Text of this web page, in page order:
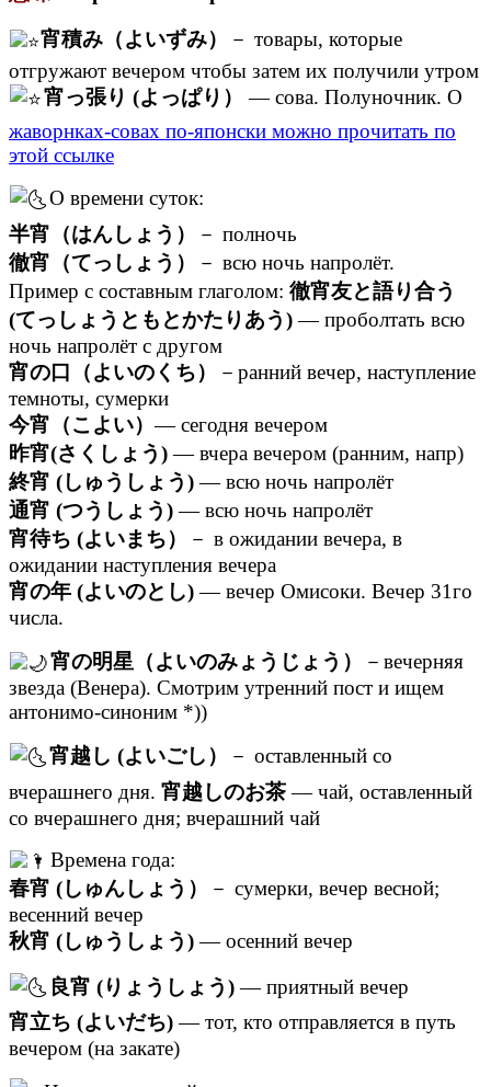
宵積み（よいずみ）
－ товары, которые
отгружают вечером чтобы затем их получили утром
宵っ張り (よっぱり）
— сова. Полуночник. О
жаворнках-совах по-японски можно прочитать по
этой ссылке
О времени суток:
半宵（はんしょう）
－ полночь
徹宵（てっしょう）
－ всю ночь напролёт.
Пример с составным глаголом: 徹宵友と語り合う
(てっしょうともとかたりあう)— проболтать всю
ночь напролёт с другом
宵の口（よいのくち）
－ранний вечер, наступление
темноты, сумерки
今宵（こよい）— сегодня вечером
昨宵(さくしょう)— вчера вечером (ранним, напр)
終宵 (しゅうしょう)— всю ночь напролёт
通宵 (つうしょう)— всю ночь напролёт
宵待ち (よいまち）
－ в ожидании вечера, в
ожидании наступления вечера
宵の年 (よいのとし)— вечер Омисоки. Вечер 31го
числа.
宵の明星（よいのみょうじょう）
－вечерняя
звезда (Венера). Смотрим утренний пост и ищем
антонимо-синоним *))
宵越し (よいごし）
－ оставленный со
вчерашнего дня. 宵越しのお茶— чай, оставленный
со вчерашнего дня; вчерашний чай
Времена года:
春宵 (しゅんしょう）
－ сумерки, вечер весной;
весенний вечер
秋宵 (しゅうしょう)— осенний вечер
良宵 (りょうしょう)— приятный вечер
宵立ち (よいだち)— тот, кто отправляется в путь
вечером (на закате)